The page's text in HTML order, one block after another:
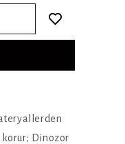
Dinozor